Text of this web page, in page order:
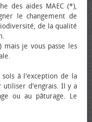
des aides MAEC (*),
le changement de
de la qualité
mais je vous passe les
à l'exception de la
utiliser d'engrais. Il y a
ou au pâturage. Le